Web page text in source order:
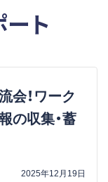
ト
会！ワーク
の収集・蓄
2025年12月19日